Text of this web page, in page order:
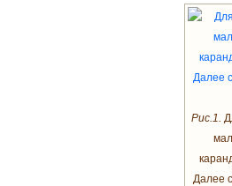
Рис.1.
Далее